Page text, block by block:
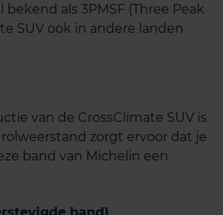
als 3PMSF (Three Peak
SUV ook in andere landen
van de CrossClimate SUV is
zorgt ervoor dat je
band van Michelin een